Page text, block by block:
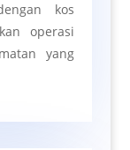
kos
operasi
yang